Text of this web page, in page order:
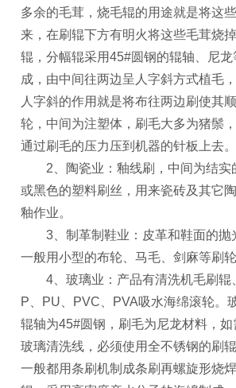
多余的毛茸，烧毛辊的用途就是将这
来，在刷辊下方有明火将这些毛茸烧
辊，分幅辊采用45#圆钢的辊轴、尼龙
成，由中间往两边呈人字斜方式植毛
人字斜的作用就是将布往两边刷使其
轮，中间为注塑体，刷毛大多为猪鬃
通过刷毛的压力压到机器的针板上去。
2、陶瓷业：釉线刷，中间为结实
或黑色的塑料刷丝，用来瓷砖及其它
釉作业。
3、制革制鞋业：皮革和鞋面的抛
一般用小型的布轮、马毛、剑麻等刷轮
4、玻璃业：产品有清洗机毛刷辊
P、PU、PVC、PVA吸水海绵滚轮。
辊轴为45#圆钢，刷毛为尼龙材料，
玻璃清洗线，必须使用全不锈钢的刷
一般都用条刷机制成条刷再螺旋形烧